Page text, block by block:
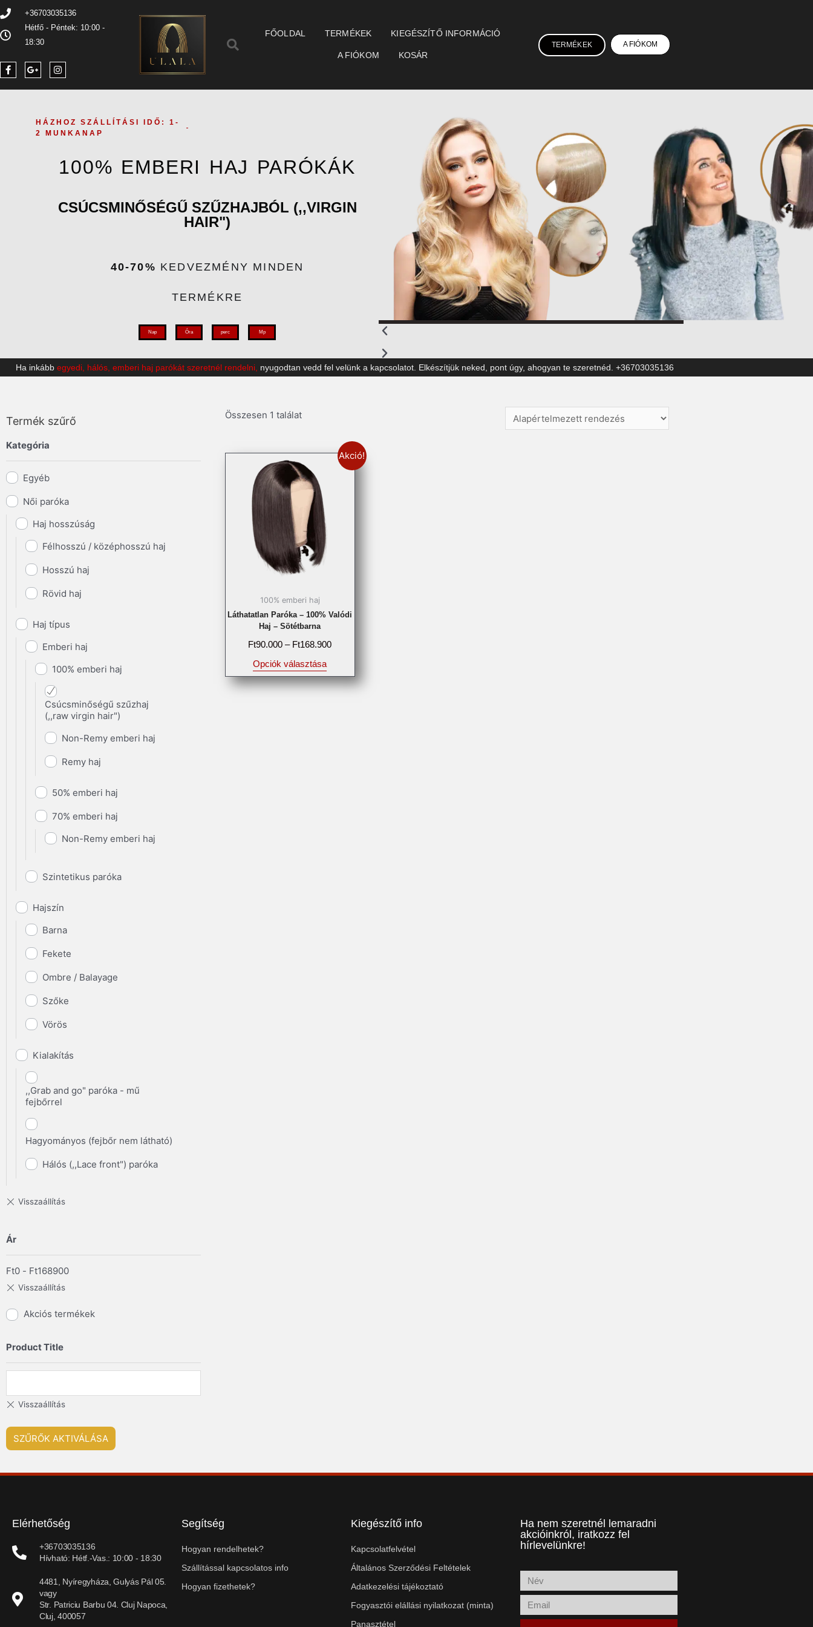
+36703035136
Hétfő - Péntek: 10:00 -
18:30
FŐOLDAL TERMÉKEK KIEGÉSZÍTŐ INFORMÁCIÓ
A FIÓKOM KOSÁR
TERMÉKEK A FIÓKOM
HÁZHOZ SZÁLLÍTÁSI IDŐ: 1-
2 MUNKANAP
100% EMBERI HAJ PARÓKÁK
CSÚCSMINŐSÉGŰ SZŰZHAJBÓL (,,VIRGIN
HAIR")
40-70% KEDVEZMÉNY MINDEN
TERMÉKRE
Nap Óra perc Mp
Ha inkább egyedi, hálós, emberi haj parókát szeretnél rendelni, nyugodtan vedd fel velünk a kapcsolatot. Elkészítjük neked, pont úgy, ahogyan te szeretnéd. +36703035136
Termék szűrő
Kategória
Egyéb
Női paróka
Haj hosszúság
Félhosszú / középhosszú haj
Hosszú haj
Rövid haj
Haj típus
Emberi haj
100% emberi haj
Csúcsminőségű szűzhaj
(,,raw virgin hair")
Non-Remy emberi haj
Remy haj
50% emberi haj
70% emberi haj
Non-Remy emberi haj
Szintetikus paróka
Hajszín
Barna
Fekete
Ombre / Balayage
Szőke
Vörös
Kialakítás
,,Grab and go" paróka - mű
fejbőrrel
Hagyományos (fejbőr nem látható)
Hálós (,,Lace front") paróka
Ár
Ft0 - Ft168900
Akciós termékek
Product Title
SZŰRŐK AKTIVÁLÁSA
Összesen 1 találat
Akció!
100% emberi haj
Láthatatlan Paróka – 100% Valódi
Haj – Sötétbarna
Ft90.000 – Ft168.900
Opciók választása
Elérhetőség
+36703035136
Hívható: Hétf.-Vas.: 10:00 - 18:30
4481, Nyíregyháza, Gulyás Pál 05.
vagy
Str. Patriciu Barbu 04. Cluj Napoca,
Cluj, 400057
Segítség
Hogyan rendelhetek?
Szállítással kapcsolatos info
Hogyan fizethetek?
Kiegészítő info
Kapcsolatfelvétel
Általános Szerződési Feltételek
Adatkezelési tájékoztató
Fogyasztói elállási nyilatkozat (minta)
Panasztétel
Ha nem szeretnél lemaradni
akcióinkról, iratkozz fel
hírlevelünkre!